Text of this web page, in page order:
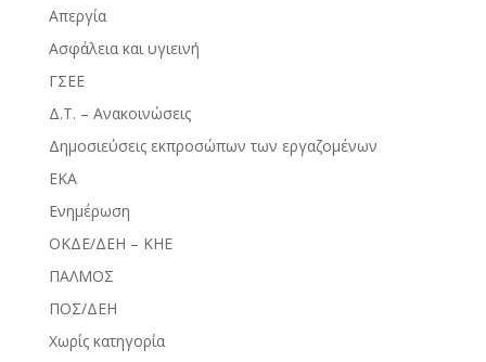
Απεργία
Ασφάλεια και υγιεινή
ΓΣΕΕ
Δ.Τ. – Ανακοινώσεις
Δημοσιεύσεις εκπροσώπων των εργαζομένων
ΕΚΑ
Ενημέρωση
ΟΚΔΕ/ΔΕΗ – ΚΗΕ
ΠΑΛΜΟΣ
ΠΟΣ/ΔΕΗ
Χωρίς κατηγορία